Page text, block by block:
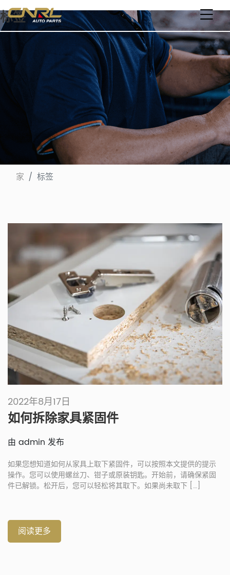
标签
家 标签
2022年8月17日
如何拆除家具紧固件
由 admin 发布
如果您想知道如何从家具上取下紧固件，可以按照本文提供的提示
操作。您可以使用螺丝刀、钳子或原装钥匙。开始前，请确保紧固
件已解锁。松开后，您可以轻松将其取下。如果尚未取下 […]
阅读更多